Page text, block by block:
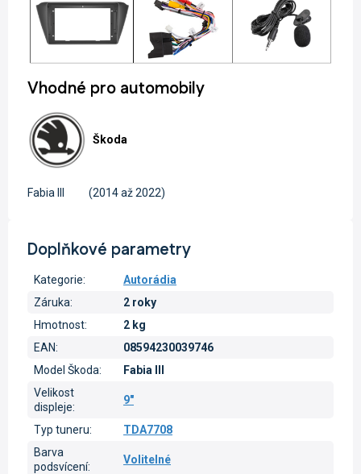
Vhodné pro automobily
Škoda
Fabia III (2014 až 2022)
Doplňkové parametry
Kategorie:
Autorádia
Záruka:
2 roky
Hmotnost:
2 kg
EAN:
08594230039746
Model Škoda:
Fabia III
Velikost
displeje:
9"
Typ tuneru:
TDA7708
Barva
podsvícení:
Volitelné